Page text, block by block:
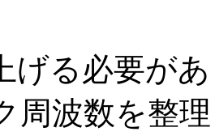
げる必要が
周波数を整